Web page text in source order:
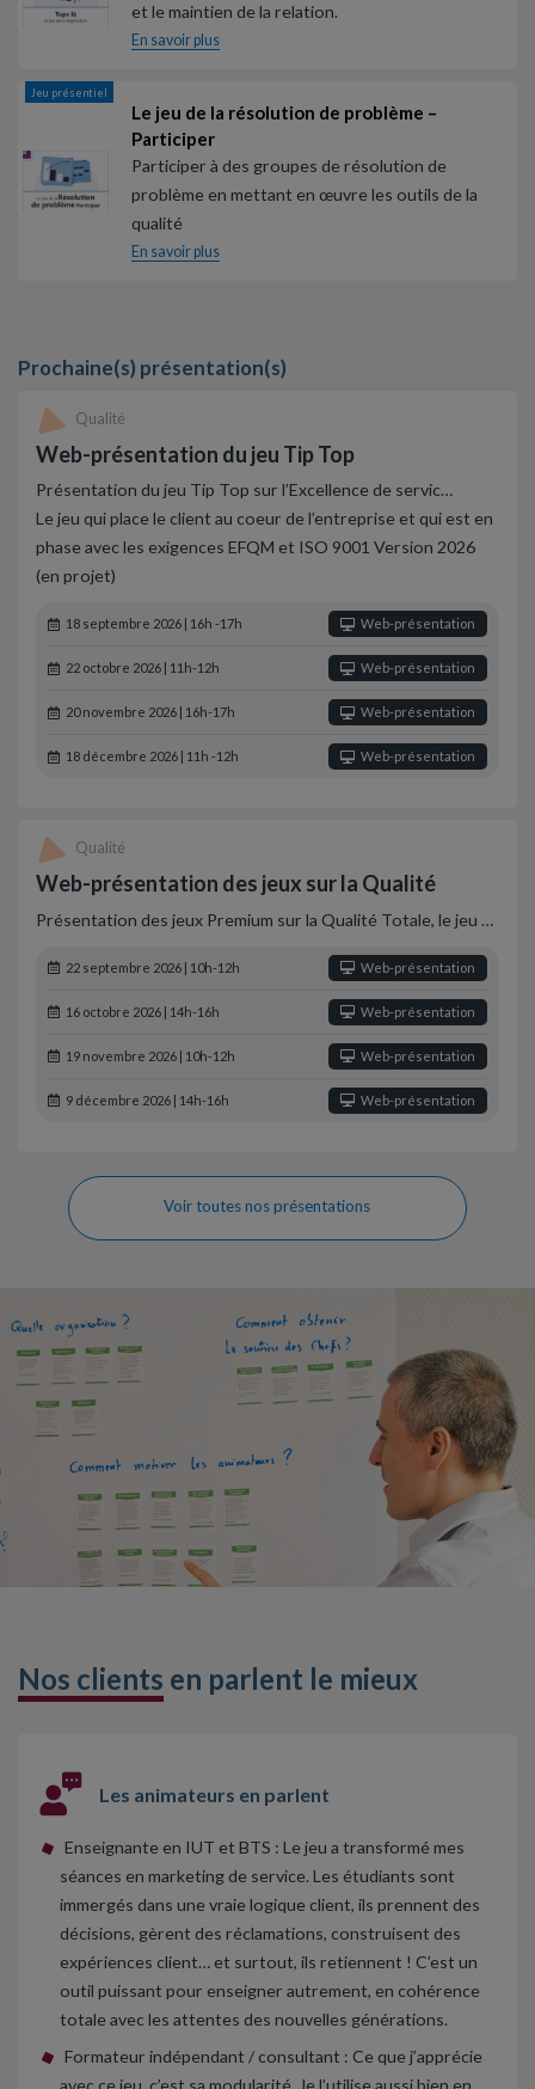
et le maintien de la relation.
En savoir plus
Jeu présentiel
Le jeu de la résolution de problème –
Participer
Participer à des groupes de résolution de
problème en mettant en œuvre les outils de la
qualité
En savoir plus
Prochaine(s) présentation(s)
Qualité
Web-présentation du jeu Tip Top
Présentation du jeu Tip Top sur l’Excellence de servic…
Le jeu qui place le client au coeur de l’entreprise et qui est en
phase avec les exigences EFQM et ISO 9001 Version 2026
(en projet)
18 septembre 2026 | 16h -17h Web-présentation
22 octobre 2026 | 11h-12h Web-présentation
20 novembre 2026 | 16h-17h Web-présentation
18 décembre 2026 | 11h -12h Web-présentation
Qualité
Web-présentation des jeux sur la Qualité
Présentation des jeux Premium sur la Qualité Totale, le jeu …
22 septembre 2026 | 10h-12h Web-présentation
16 octobre 2026 | 14h-16h Web-présentation
19 novembre 2026 | 10h-12h Web-présentation
9 décembre 2026 | 14h-16h Web-présentation
Voir toutes nos présentations
Nos clients en parlent le mieux
Les animateurs en parlent
Enseignante en IUT et BTS : Le jeu a transformé mes
séances en marketing de service. Les étudiants sont
immergés dans une vraie logique client, ils prennent des
décisions, gèrent des réclamations, construisent des
expériences client… et surtout, ils retiennent ! C’est un
outil puissant pour enseigner autrement, en cohérence
totale avec les attentes des nouvelles générations.
Formateur indépendant / consultant : Ce que j’apprécie
avec ce jeu, c’est sa modularité. Je l’utilise aussi bien en